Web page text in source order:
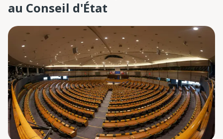
au Conseil d'État